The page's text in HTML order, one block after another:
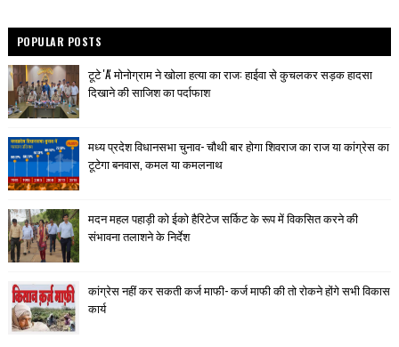
POPULAR POSTS
टूटे 'A' मोनोग्राम ने खोला हत्या का राज: हाईवा से कुचलकर सड़क हादसा
दिखाने की साजिश का पर्दाफाश
मध्य प्रदेश विधानसभा चुनाव- चौथी बार होगा शिवराज का राज या कांग्रेस का
टूटेगा बनवास, कमल या कमलनाथ
मदन महल पहाड़ी को ईको हैरिटेज सर्किट के रूप में विकसित करने की
संभावना तलाशने के निर्देश
कांग्रेस नहीं कर सकती कर्ज माफी- कर्ज माफी की तो रोकने होंगे सभी विकास
कार्य